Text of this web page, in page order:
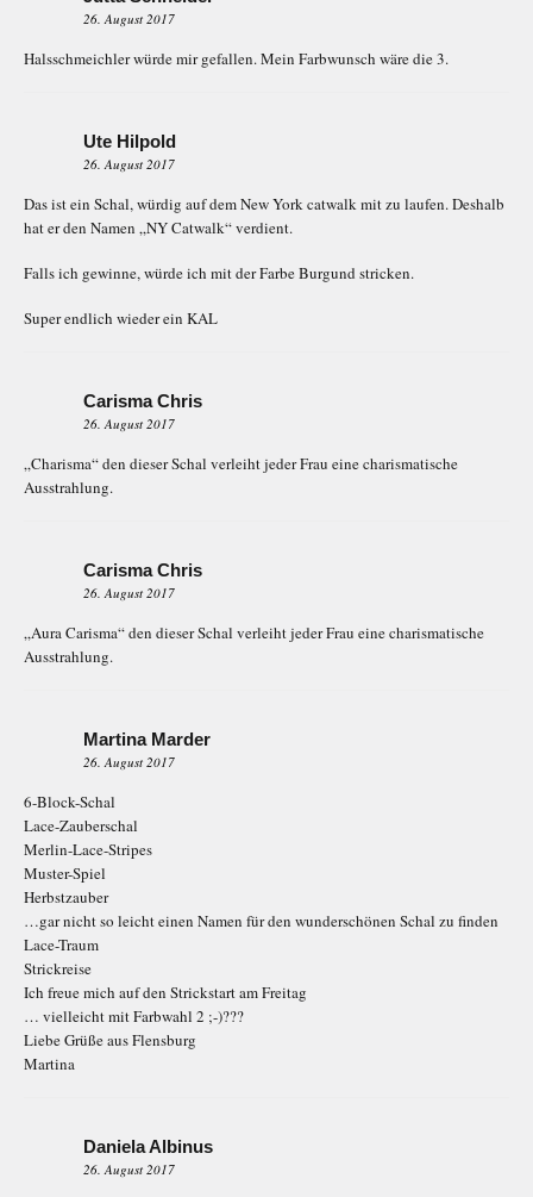
26. August 2017
Halsschmeichler würde mir gefallen. Mein Farbwunsch wäre die 3.
Ute Hilpold
26. August 2017
Das ist ein Schal, würdig auf dem New York catwalk mit zu laufen. Deshalb
hat er den Namen „NY Catwalk“ verdient.
Falls ich gewinne, würde ich mit der Farbe Burgund stricken.
Super endlich wieder ein KAL
Carisma Chris
26. August 2017
„Charisma“ den dieser Schal verleiht jeder Frau eine charismatische
Ausstrahlung.
Carisma Chris
26. August 2017
„Aura Carisma“ den dieser Schal verleiht jeder Frau eine charismatische
Ausstrahlung.
Martina Marder
26. August 2017
6-Block-Schal
Lace-Zauberschal
Merlin-Lace-Stripes
Muster-Spiel
Herbstzauber
…gar nicht so leicht einen Namen für den wunderschönen Schal zu finden
Lace-Traum
Strickreise
Ich freue mich auf den Strickstart am Freitag
… vielleicht mit Farbwahl 2 ;-)???
Liebe Grüße aus Flensburg
Martina
Daniela Albinus
26. August 2017